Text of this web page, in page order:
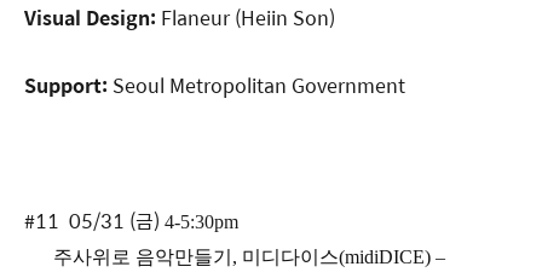
Visual Design: Flaneur (Heiin Son)
Support: Seoul Metropolitan Government
#11 05/31 (금) 4-5:30pm
주사위로 음악만들기, 미디다이스(midiDICE) –